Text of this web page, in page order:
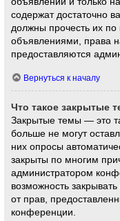
содержат достаточно
должны прочесть их по
объявлениями, права
предоставляются
Вернуться к началу
Что такое закрытые
Закрытые темы — это
больше не могут
них опросы
закрыты по многим
администратором
возможность
от прав,
конференции.